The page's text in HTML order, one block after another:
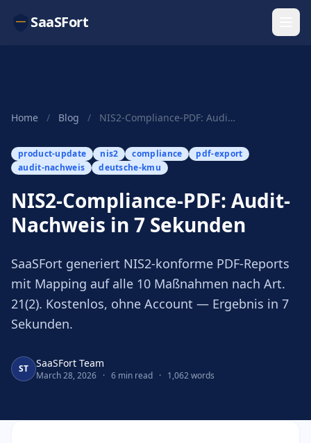
SaaSFort
Home / Blog / NIS2-Compliance-PDF: Audit-Nachweis in 7 Sekunden
product-update nis2 compliance
pdf-export
audit-nachweis
deutsche-kmu
NIS2-Compliance-PDF: Audit-
Nachweis in 7 Sekunden
SaaSFort generiert NIS2-konforme PDF-Reports
mit Mapping auf alle 10 Maßnahmen nach Art.
21(2). Kostenlos, ohne Account — Ergebnis in 7
Sekunden.
ST SaaSFort Team
March 28, 2026 · 6 min read · 1,062 words